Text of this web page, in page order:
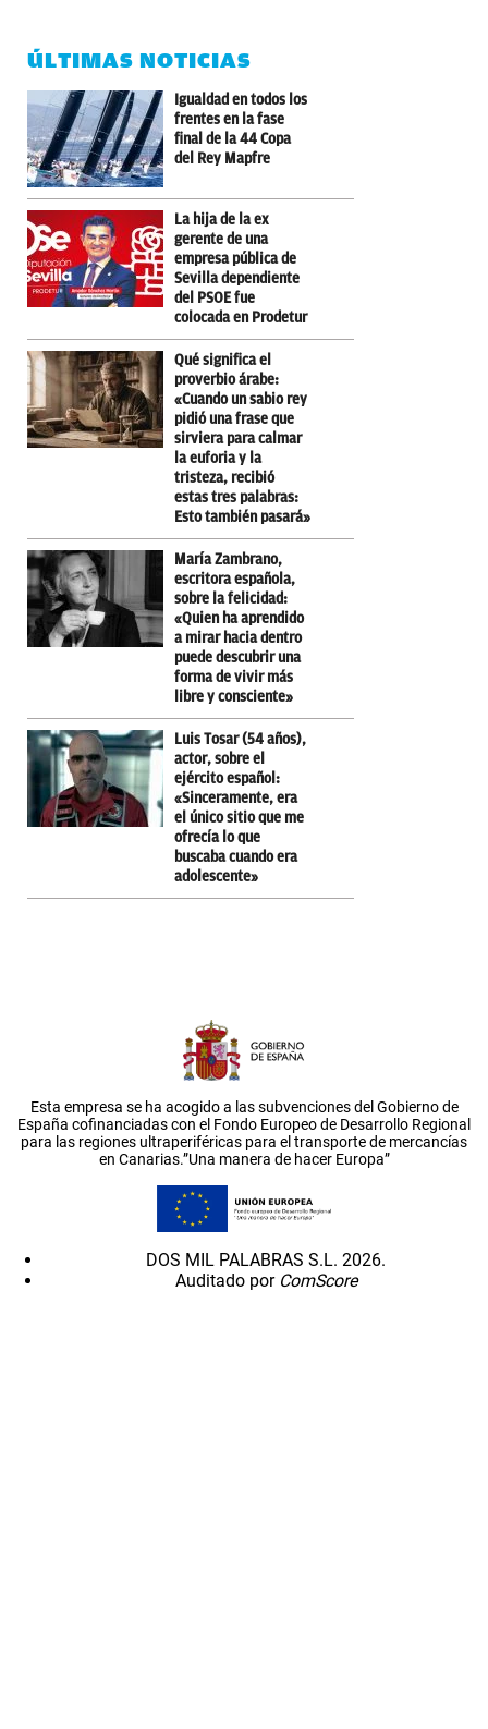
ÚLTIMAS NOTICIAS
Igualdad en todos los
frentes en la fase
final de la 44 Copa
del Rey Mapfre
La hija de la ex
gerente de una
empresa pública de
Sevilla dependiente
del PSOE fue
colocada en Prodetur
Qué significa el
proverbio árabe:
«Cuando un sabio rey
pidió una frase que
sirviera para calmar
la euforia y la
tristeza, recibió
estas tres palabras:
Esto también pasará»
María Zambrano,
escritora española,
sobre la felicidad:
«Quien ha aprendido
a mirar hacia dentro
puede descubrir una
forma de vivir más
libre y consciente»
Luis Tosar (54 años),
actor, sobre el
ejército español:
«Sinceramente, era
el único sitio que me
ofrecía lo que
buscaba cuando era
adolescente»
Esta empresa se ha acogido a las subvenciones del Gobierno de
España cofinanciadas con el Fondo Europeo de Desarrollo Regional
para las regiones ultraperiféricas para el transporte de mercancías
en Canarias.”Una manera de hacer Europa”
DOS MIL PALABRAS S.L. 2026.
Auditado por ComScore